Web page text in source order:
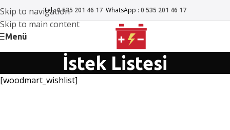
Skip to navigation
Skip to main content
Tel :0 535 201 46 17 WhatsApp : 0 535 201 46 17
Menü
İstek Listesi
[woodmart_wishlist]